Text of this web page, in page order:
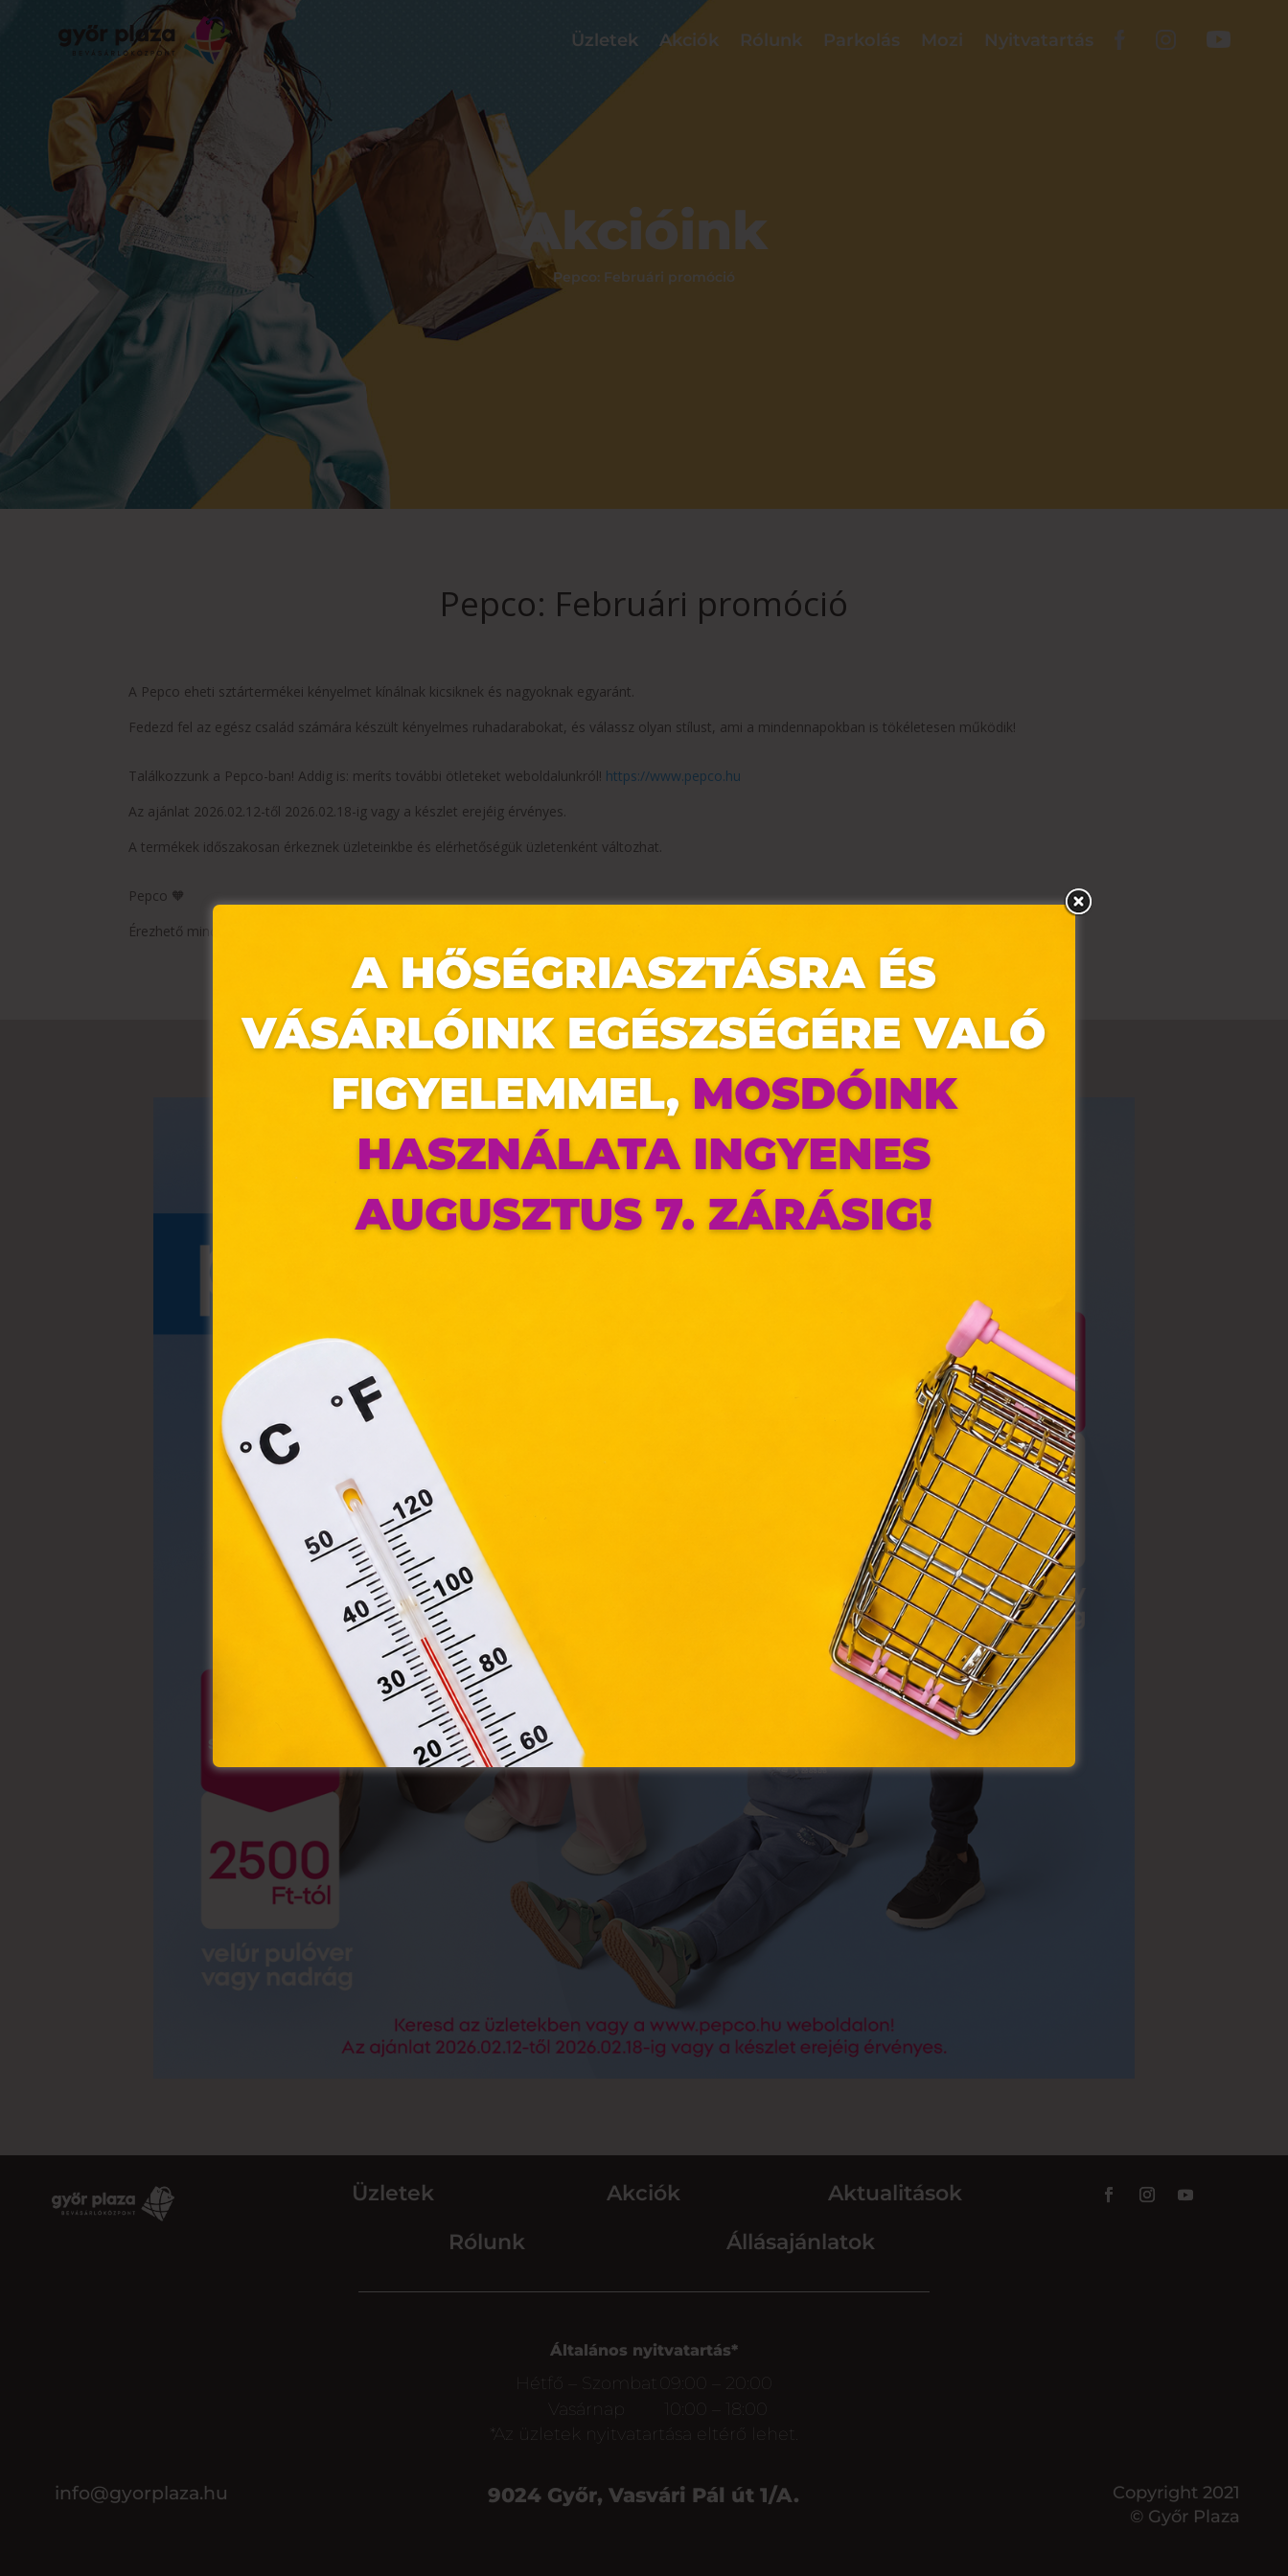
Üzletek Akciók Rólunk Parkolás Mozi Nyitvatartás
Akcióink
Pepco: Februári promóció
Pepco: Februári promóció
A Pepco eheti sztártermékei kényelmet kínálnak kicsiknek és nagyoknak egyaránt.
Fedezd fel az egész család számára készült kényelmes ruhadarabokat, és válassz olyan stílust, ami a mindennapokban is tökéletesen működik!
Találkozzunk a Pepco-ban! Addig is: meríts további ötleteket weboldalunkról! https://www.pepco.hu
Az ajánlat 2026.02.12-től 2026.02.18-ig vagy a készlet erejéig érvényes.
A termékek időszakosan érkeznek üzleteinkbe és elérhetőségük üzletenként változhat.
Pepco 🧡
Érezhető minőség, szerethető áron.
Üzletek Akciók
Aktualitások
Rólunk
Állásajánlatok
Általános nyitvatartás*
Hétfő – Szombat
09:00 – 20:00
Vasárnap
10:00 – 18:00
*Az üzletek nyitvatartása eltérő lehet.
info@gyorplaza.hu 9024 Győr, Vasvári Pál út 1/A.
Copyright 2021
© Győr Plaza
Ez az oldal sütiket használ
Weboldalunkon „cookie"-kat (továbbiakban „süti") alkalmazunk. Ezek olyan
fájlok, melyek információt tárolnak webes böngészőjében. Ehhez az Ön
weblapoknak, melyek az Európai Unió országain belül működnek, a „sütik"
használatához, és ezeknek a felhasználó számítógépén vagy egyéb
eszközén történő tárolásához a felhasználók hozzájárulását kell kérniük.